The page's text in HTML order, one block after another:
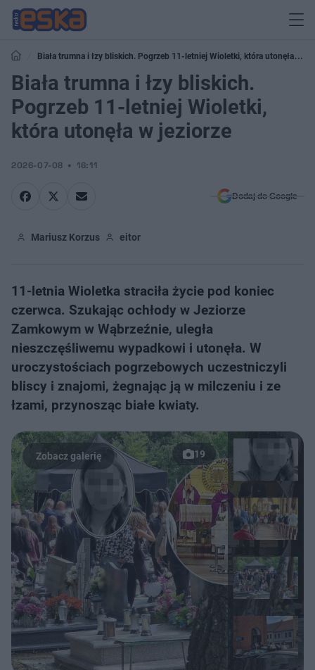
Biała trumna i łzy bliskich. Pogrzeb 11-letniej Wioletki, która utonęła w
jeziorze
Biała trumna i łzy bliskich.
Pogrzeb 11-letniej Wioletki,
która utonęła w jeziorze
2026-07-08 16:11
Dodaj do Google
Mariusz Korzus eitor
11-letnia Wioletka straciła życie pod koniec
czerwca. Szukając ochłody w Jeziorze
Zamkowym w Wąbrzeźnie, uległa
nieszczęśliwemu wypadkowi i utonęła. W
uroczystościach pogrzebowych uczestniczyli
bliscy i znajomi, żegnając ją w milczeniu i ze
łzami, przynosząc białe kwiaty.
19